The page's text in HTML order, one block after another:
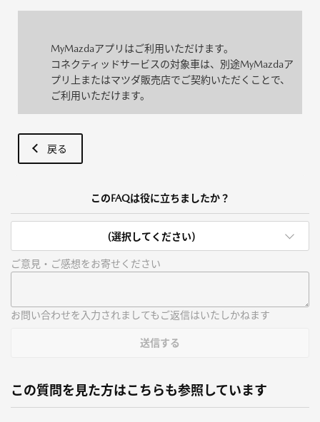
MyMazdaアプリはご利用いただけます。
コネクティッドサービスの対象車は、別途MyMazdaア
プリ上またはマツダ販売店でご契約いただくことで、
ご利用いただけます。
戻る
このFAQは役に立ちましたか？
(選択してください)
ご意見・ご感想をお寄せください
お問い合わせを入力されましてもご返信はいたしかねます
送信する
この質問を見た方はこちらも参照しています